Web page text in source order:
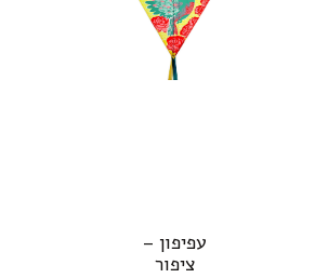
עפיפון –
ציפור